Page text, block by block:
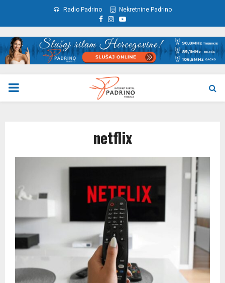
Radio Padrino Nekretnine Padrino
Facebook
Instagram
Youtube
PRIMARY
netflix